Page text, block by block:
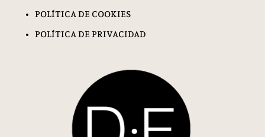
POLÍTICA DE COOKIES
POLÍTICA DE PRIVACIDAD